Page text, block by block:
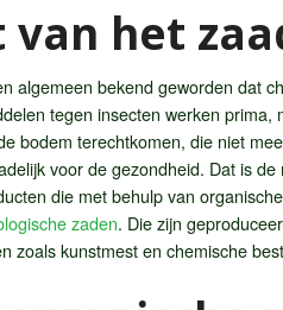
het
algemeen bekend geworden dat
tegen insecten werken
bodem terechtkomen, die niet
voor de gezondheid. Dat is
die met behulp van
zaden. Die zijn
zoals kunstmest en chemische